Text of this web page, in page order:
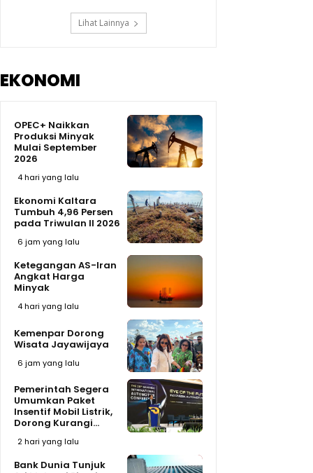
Lihat Lainnya
EKONOMI
OPEC+ Naikkan
Produksi Minyak
Mulai September
2026
4 hari yang lalu
Ekonomi Kaltara
Tumbuh 4,96 Persen
pada Triwulan II 2026
6 jam yang lalu
Ketegangan AS-Iran
Angkat Harga
Minyak
4 hari yang lalu
Kemenpar Dorong
Wisata Jayawijaya
6 jam yang lalu
Pemerintah Segera
Umumkan Paket
Insentif Mobil Listrik,
Dorong Kurangi...
2 hari yang lalu
Bank Dunia Tunjuk